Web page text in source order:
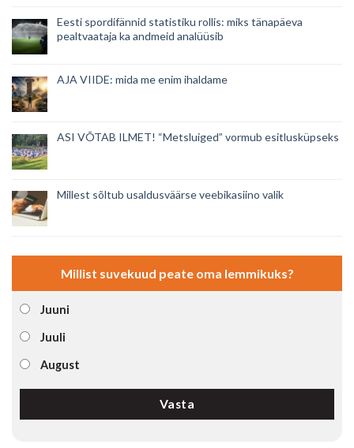
Eesti spordifännid statistiku rollis: miks tänapäeva
pealtvaataja ka andmeid analüüsib
AJA VIIDE: mida me enim ihaldame
ASI VÕTAB ILMET! “Metsluiged” vormub esitlusküpseks
Millest sõltub usaldusväärse veebikasiino valik
Millist suvekuud peate oma lemmikuks?
Juuni
Juuli
August